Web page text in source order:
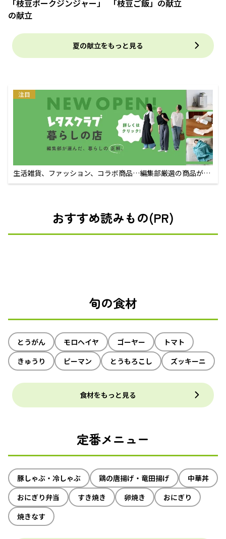
「枝豆ポークジンジャー」
の献立
「枝豆ご飯」の献立
夏の献立をもっと見る
注目
生活雑貨、ファッション、コラボ商品…編集部厳選の商品が買
えるECサイト
おすすめ読みもの(PR)
旬の食材
とうがん モロヘイヤ ゴーヤー
トマト
きゅうり
ピーマン とうもろこし ズッキーニ
食材をもっと見る
定番メニュー
豚しゃぶ・冷しゃぶ 鶏の唐揚げ・竜田揚げ
中華丼
おにぎり弁当
すき焼き 卵焼き
おにぎり
焼きなす